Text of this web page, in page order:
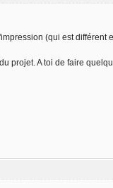
(qui est différent
projet. A toi de faire